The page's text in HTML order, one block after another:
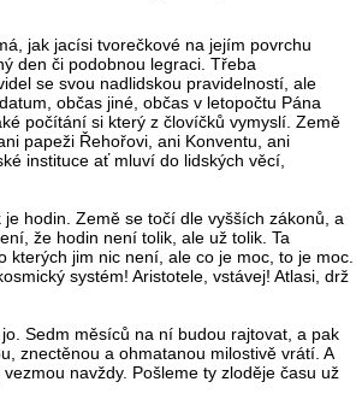
jak jacísi tvorečkové na jejím povrchu
den či podobnou legraci. Třeba
se svou nadlidskou pravidelností, ale
občas jiné, občas v letopočtu Pána
počítání si který z človíčků vymyslí. Země
papeži Řehořovi, ani Konventu, ani
instituce ať mluví do lidských věcí,
hodin. Země se točí dle vyšších zákonů, a
že hodin není tolik, ale už tolik. Ta
jim nic není, ale co je moc, to je moc.
systém! Aristotele, vstávej! Atlasi, drž
Sedm měsíců na ní budou rajtovat, a pak
znectěnou a ohmatanou milostivě vrátí. A
navždy. Pošleme ty zloděje času už